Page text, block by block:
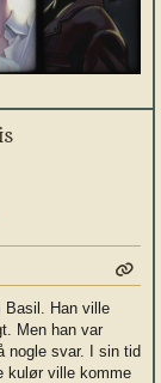
Basil. Han ville
Men han var
nogle svar. I sin tid
kulør ville komme